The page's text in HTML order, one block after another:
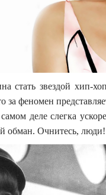
стать звездой хип-
за феномен
деле слегка
обман. Очнитесь, люди!